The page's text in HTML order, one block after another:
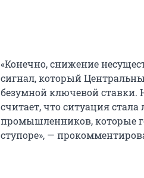
«Конечно, снижение
сигнал, который
безумной ключевой ставки.
считает, что ситуация
промышленников, которые
ступоре», —